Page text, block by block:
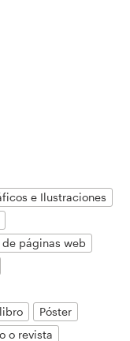
e Ilustraciones
de páginas web
Póster
o revista